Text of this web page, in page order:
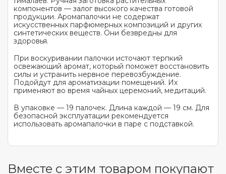
компонентов — залог высокого качества готовой
продукции. Аромапалочки не содержат
искусственных парфюмерных композиций и других
синтетических веществ. Они безвредны для
здоровья.
При воскуривании палочки источают терпкий
освежающий аромат, который поможет восстановить
силы и устранить нервное перевозбуждение.
Подойдут для ароматизации помещений. Их
применяют во время чайных церемоний, медитаций.
В упаковке — 19 палочек. Длина каждой — 19 см. Для
безопасной эксплуатации рекомендуется
использовать аромапалочки в паре с подставкой.
Вместе с этим товаром покупают